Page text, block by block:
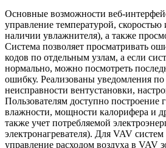
Основные возможности веб-
управление температурой,
наличии увлажнителя), а также
Система позволяет просматривать
кодов по отдельным узлам, а если
нормально, можно посмотреть
ошибку. Реализованы уведомления
неисправности вентустановки,
Пользователям доступно построение
влажности, мощности калорифера и
также учет потребляемой
электронагревателя). Для VAV
управление расходом воздуха в VAV